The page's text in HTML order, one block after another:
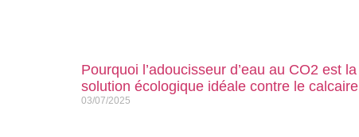
Pourquoi l’adoucisseur d’eau au CO2 est la
solution écologique idéale contre le calcaire
03/07/2025